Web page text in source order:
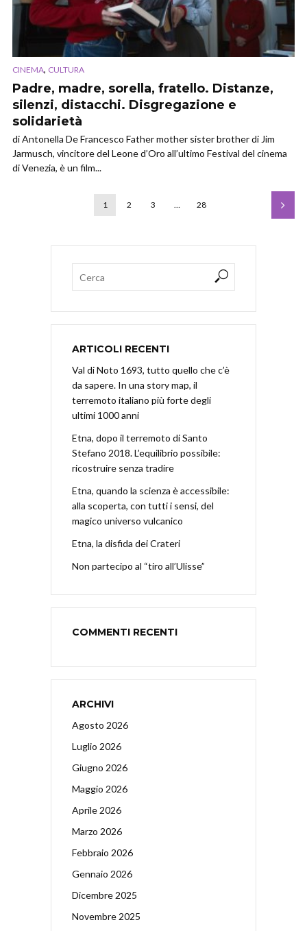
CINEMA, CULTURA
Padre, madre, sorella, fratello. Distanze,
silenzi, distacchi. Disgregazione e
solidarietà
di Antonella De Francesco Father mother sister brother di Jim
Jarmusch, vincitore del Leone d’Oro all’ultimo Festival del cinema
di Venezia, è un film...
1 2 3 … 28
ARTICOLI RECENTI
Val di Noto 1693, tutto quello che c’è
da sapere. In una story map, il
terremoto italiano più forte degli
ultimi 1000 anni
Etna, dopo il terremoto di Santo
Stefano 2018. L’equilibrio possibile:
ricostruire senza tradire
Etna, quando la scienza è accessibile:
alla scoperta, con tutti i sensi, del
magico universo vulcanico
Etna, la disfida dei Crateri
Non partecipo al “tiro all’Ulisse”
COMMENTI RECENTI
ARCHIVI
Agosto 2026
Luglio 2026
Giugno 2026
Maggio 2026
Aprile 2026
Marzo 2026
Febbraio 2026
Gennaio 2026
Dicembre 2025
Novembre 2025